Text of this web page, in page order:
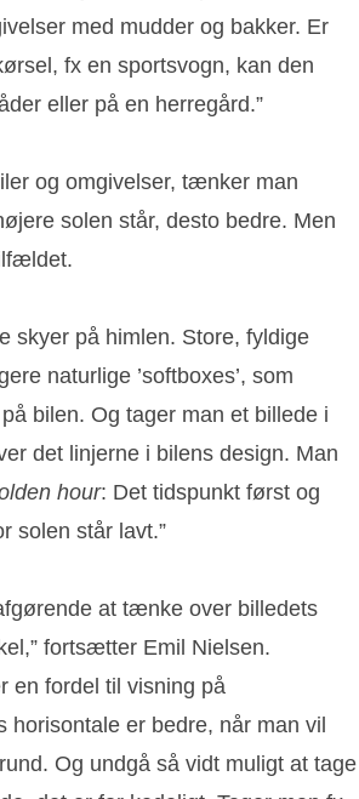
med mudder og bakker. Er
fx en sportsvogn, kan den
eller på en herregård.”
og omgivelser, tænker man
solen står, desto bedre. Men
skyer på himlen. Store, fyldige
naturlige ’softboxes’, som
bilen. Og tager man et billede i
det linjerne i bilens design. Man
hour: Det tidspunkt først og
solen står lavt.”
at tænke over billedets
fortsætter Emil Nielsen.
en fordel til visning på
horisontale er bedre, når man vil
Og undgå så vidt muligt at tage